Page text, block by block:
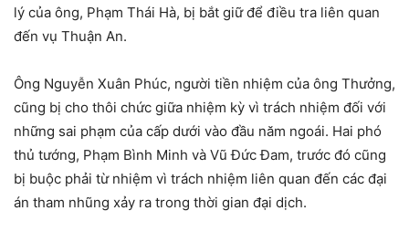
lý của ông, Phạm Thái Hà, bị bắt giữ để điều tra liên quan
đến vụ Thuận An.
Ông Nguyễn Xuân Phúc, người tiền nhiệm của ông Thưởng,
cũng bị cho thôi chức giữa nhiệm kỳ vì trách nhiệm đối với
những sai phạm của cấp dưới vào đầu năm ngoái. Hai phó
thủ tướng, Phạm Bình Minh và Vũ Đức Đam, trước đó cũng
bị buộc phải từ nhiệm vì trách nhiệm liên quan đến các đại
án tham nhũng xảy ra trong thời gian đại dịch.